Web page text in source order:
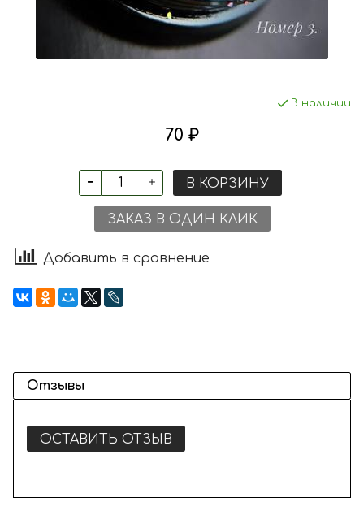
В наличии
70 ₽
В КОРЗИНУ
ЗАКАЗ В ОДИН КЛИК
Добавить в сравнение
Отзывы
ОСТАВИТЬ ОТЗЫВ